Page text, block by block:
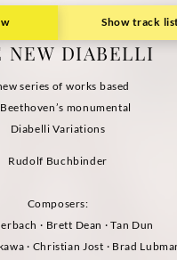
Show track
NEW DIABELLI
series of works based
monumental
Diabelli Variations
Rudolf Buchbinder
Composers:
· Brett Dean · Tan Dun
· Christian Jost · Brad